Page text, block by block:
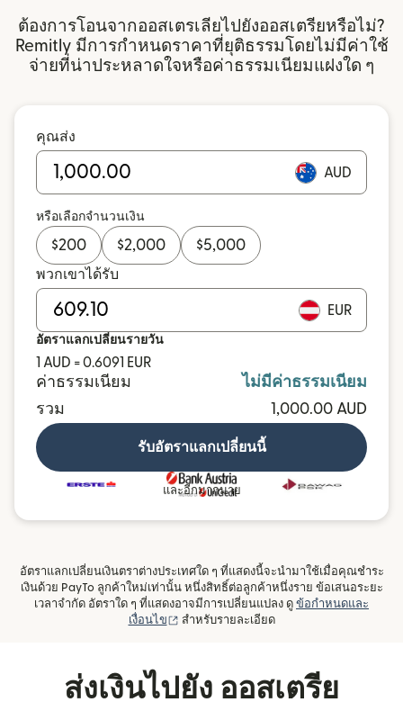
ต้องการโอนจากออสเตรเลียไปยังออสเตรียหรือไม่?
Remitly มีการกำหนดราคาที่ยุติธรรมโดยไม่มีค่าใช้
จ่ายที่น่าประหลาดใจหรือค่าธรรมเนียมแฝงใด ๆ
คุณส่ง
AUD
หรือเลือกจำนวนเงิน
$200 $2,000 $5,000
พวกเขาได้รับ
EUR
อัตราแลกเปลี่ยนรายวัน
1 AUD = 0.6091 EUR
ค่าธรรมเนียม
ไม่มีค่าธรรมเนียม
รวม
1,000.00 AUD
รับอัตราแลกเปลี่ยนนี้
และอีกมากมาย
อัตราแลกเปลี่ยนเงินตราต่างประเทศใด ๆ ที่แสดงนี้จะนำมาใช้เมื่อคุณชำระ
เงินด้วย PayTo ลูกค้าใหม่เท่านั้น หนึ่งสิทธิ์ต่อลูกค้าหนึ่งราย ข้อเสนอระยะ
เวลาจำกัด อัตราใด ๆ ที่แสดงอาจมีการเปลี่ยนแปลง ดู ข้อกำหนดและ
เงื่อนไข
(เปิดในหน้าต่างใหม่)
สำหรับรายละเอียด
ส่งเงินไปยัง ออสเตรีย